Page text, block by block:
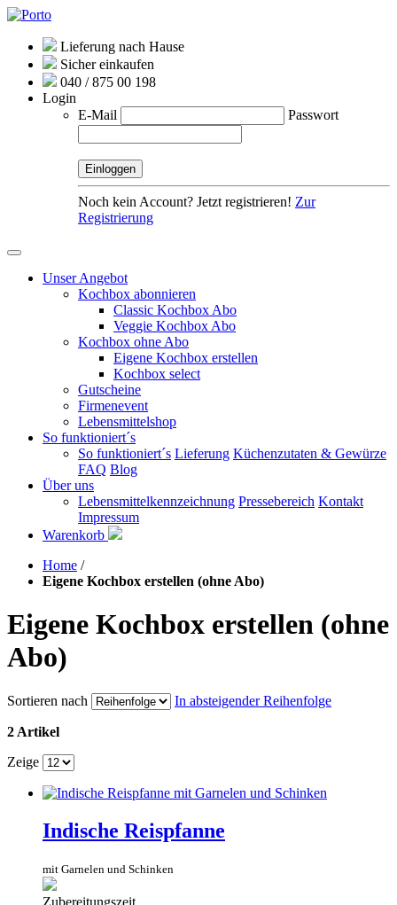
Lieferung nach Hause
Sicher einkaufen
040 / 875 00 198
Login
E-Mail
Passwort
Noch kein Account? Jetzt registrieren! Zur
Registrierung
Unser Angebot
Kochbox abonnieren
Classic Kochbox Abo
Veggie Kochbox Abo
Kochbox ohne Abo
Eigene Kochbox erstellen
Kochbox select
Gutscheine
Firmenevent
Lebensmittelshop
So funktioniert´s
So funktioniert´s Lieferung Küchenzutaten & Gewürze
FAQ Blog
Über uns
Lebensmittelkennzeichnung Pressebereich Kontakt
Impressum
Warenkorb
Home /
Eigene Kochbox erstellen (ohne Abo)
Eigene Kochbox erstellen (ohne
Abo)
Sortieren nach In absteigender Reihenfolge
2 Artikel
Zeige
Indische Reispfanne
mit Garnelen und Schinken
Zubereitungszeit